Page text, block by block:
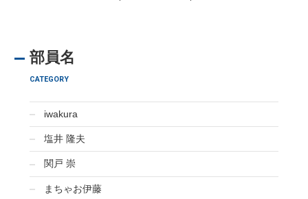
部員名
CATEGORY
iwakura
塩井 隆夫
関戸 崇
まちゃお伊藤